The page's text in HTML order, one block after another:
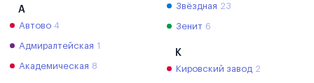
А
Автово 4
Адмиралтейская 1
Академическая 8
Звёздная 23
Зенит 6
К
Кировский завод 2